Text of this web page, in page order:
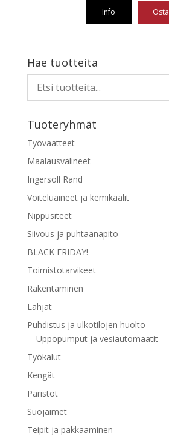
Info Osta
Hae tuotteita
Tuoteryhmät
Työvaatteet
Maalausvälineet
Ingersoll Rand
Voiteluaineet ja kemikaalit
Nippusiteet
Siivous ja puhtaanapito
BLACK FRIDAY!
Toimistotarvikeet
Rakentaminen
Lahjat
Puhdistus ja ulkotilojen huolto
Uppopumput ja vesiautomaatit
Työkalut
Kengät
Paristot
Suojaimet
Teipit ja pakkaaminen